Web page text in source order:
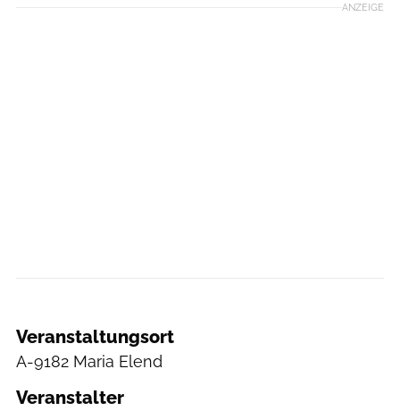
ANZEIGE
Veranstaltungsort
A-9182 Maria Elend
Veranstalter